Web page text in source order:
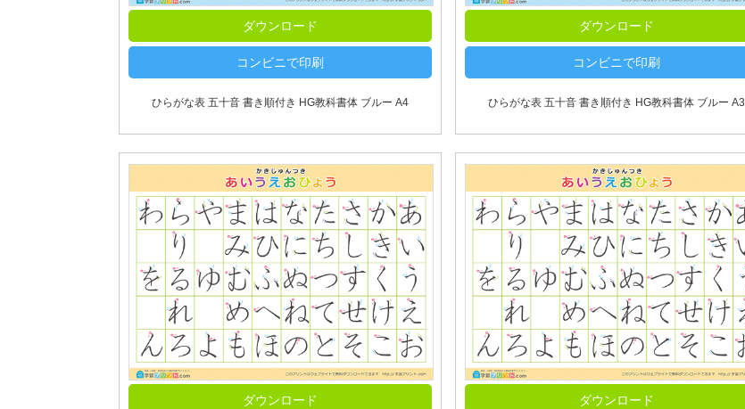
ダウンロード
コンビニで印刷
ひらがな表 五十音 書き順付き HG教科書体 ブルー A4
ダウンロード
コンビニで印刷
ひらがな表 五十音 書き順付き HG教科書体 ブルー A3
ダウンロード ダウンロード